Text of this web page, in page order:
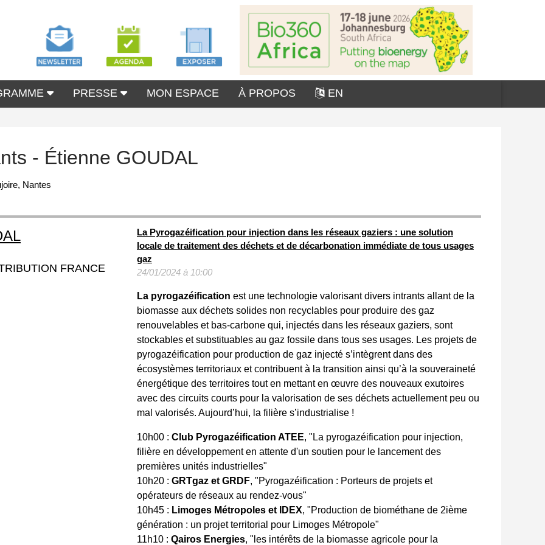
PRESSE MON ESPACE À PROPOS EN
- Étienne GOUDAL
Nantes
FRANCE
La Pyrogazéification pour injection dans les réseaux gaziers : une solution
locale de traitement des déchets et de décarbonation immédiate de tous usages
gaz
24/01/2024 à 10:00
La pyrogazéification est une technologie valorisant divers intrants allant de la
biomasse aux déchets solides non recyclables pour produire des gaz
renouvelables et bas-carbone qui, injectés dans les réseaux gaziers, sont
stockables et substituables au gaz fossile dans tous ses usages. Les projets de
pyrogazéification pour production de gaz injecté s’intègrent dans des
écosystèmes territoriaux et contribuent à la transition ainsi qu’à la souveraineté
énergétique des territoires tout en mettant en œuvre des nouveaux exutoires
avec des circuits courts pour la valorisation de ses déchets actuellement peu ou
mal valorisés. Aujourd’hui, la filière s’industrialise !
10h00 : Club Pyrogazéification ATEE, "La pyrogazéification pour injection,
filière en développement en attente d'un soutien pour le lancement des
premières unités industrielles"
10h20 : GRTgaz et GRDF, "Pyrogazéification : Porteurs de projets et
opérateurs de réseaux au rendez-vous"
10h45 : Limoges Métropoles et IDEX, "Production de biométhane de 2ième
génération : un projet territorial pour Limoges Métropole"
11h10 : Qairos Energies, "les intérêts de la biomasse agricole pour la